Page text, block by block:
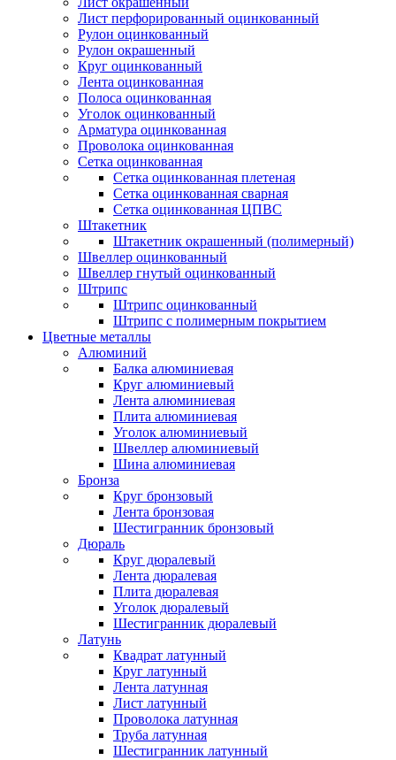
Лист перфорированный оцинкованный
Рулон оцинкованный
Рулон окрашенный
Круг оцинкованный
Лента оцинкованная
Полоса оцинкованная
Уголок оцинкованный
Арматура оцинкованная
Проволока оцинкованная
Сетка оцинкованная
Сетка оцинкованная плетеная
Сетка оцинкованная сварная
Сетка оцинкованная ЦПВС
Штакетник
Штакетник окрашенный (полимерный)
Швеллер оцинкованный
Швеллер гнутый оцинкованный
Штрипс
Штрипс оцинкованный
Штрипс с полимерным покрытием
Цветные металлы
Алюминий
Балка алюминиевая
Круг алюминиевый
Лента алюминиевая
Плита алюминиевая
Уголок алюминиевый
Швеллер алюминиевый
Шина алюминиевая
Бронза
Круг бронзовый
Лента бронзовая
Шестигранник бронзовый
Дюраль
Круг дюралевый
Лента дюралевая
Плита дюралевая
Уголок дюралевый
Шестигранник дюралевый
Латунь
Квадрат латунный
Круг латунный
Лента латунная
Лист латунный
Проволока латунная
Труба латунная
Шестигранник латунный